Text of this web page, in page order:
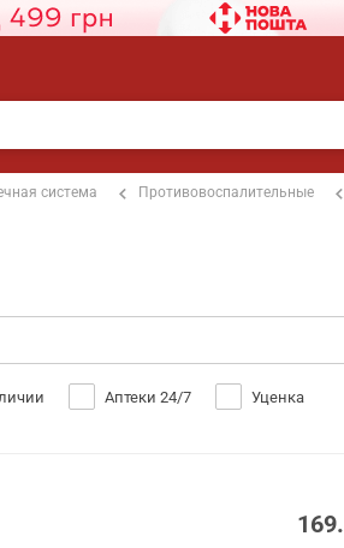
система Противовоспалительные
Аптеки 24/7 Уценка